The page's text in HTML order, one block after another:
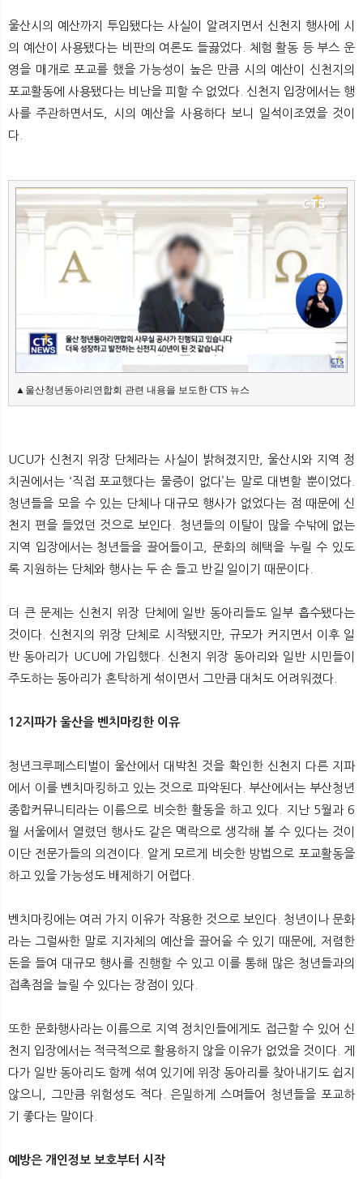
울산시의 예산까지 투입됐다는 사실이 알려지면서 신천지 행사에 시
의 예산이 사용됐다는 비판의 여론도 들끓었다. 체험 활동 등 부스 운
영을 매개로 포교를 했을 가능성이 높은 만큼 시의 예산이 신천지의
포교활동에 사용됐다는 비난을 피할 수 없었다. 신천지 입장에서는 행
사를 주관하면서도, 시의 예산을 사용하다 보니 일석이조였을 것이
다.
▲울산청년동아리연합회 관련 내용을 보도한 CTS 뉴스
UCU가 신천지 위장 단체라는 사실이 밝혀졌지만, 울산시와 지역 정
치권에서는 ‘직접 포교했다는 물증이 없다’는 말로 대변할 뿐이었다.
청년들을 모을 수 있는 단체나 대규모 행사가 없었다는 점 때문에 신
천지 편을 들었던 것으로 보인다. 청년들의 이탈이 많을 수밖에 없는
지역 입장에서는 청년들을 끌어들이고, 문화의 혜택을 누릴 수 있도
록 지원하는 단체와 행사는 두 손 들고 반길 일이기 때문이다.
더 큰 문제는 신천지 위장 단체에 일반 동아리들도 일부 흡수됐다는
것이다. 신천지의 위장 단체로 시작됐지만, 규모가 커지면서 이후 일
반 동아리가 UCU에 가입했다. 신천지 위장 동아리와 일반 시민들이
주도하는 동아리가 혼탁하게 섞이면서 그만큼 대처도 어려워졌다.
12지파가 울산을 벤치마킹한 이유
청년크루페스티벌이 울산에서 대박친 것을 확인한 신천지 다른 지파
에서 이를 벤치마킹하고 있는 것으로 파악된다. 부산에서는 부산청년
종합커뮤니티라는 이름으로 비슷한 활동을 하고 있다. 지난 5월과 6
월 서울에서 열렸던 행사도 같은 맥락으로 생각해 볼 수 있다는 것이
이단 전문가들의 의견이다. 알게 모르게 비슷한 방법으로 포교활동을
하고 있을 가능성도 배제하기 어렵다.
벤치마킹에는 여러 가지 이유가 작용한 것으로 보인다. 청년이나 문화
라는 그럴싸한 말로 지자체의 예산을 끌어올 수 있기 때문에, 저렴한
돈을 들여 대규모 행사를 진행할 수 있고 이를 통해 많은 청년들과의
접촉점을 늘릴 수 있다는 장점이 있다.
또한 문화행사라는 이름으로 지역 정치인들에게도 접근할 수 있어 신
천지 입장에서는 적극적으로 활용하지 않을 이유가 없었을 것이다. 게
다가 일반 동아리도 함께 섞여 있기에 위장 동아리를 찾아내기도 쉽지
않으니, 그만큼 위험성도 적다. 은밀하게 스며들어 청년들을 포교하
기 좋다는 말이다.
예방은 개인정보 보호부터 시작